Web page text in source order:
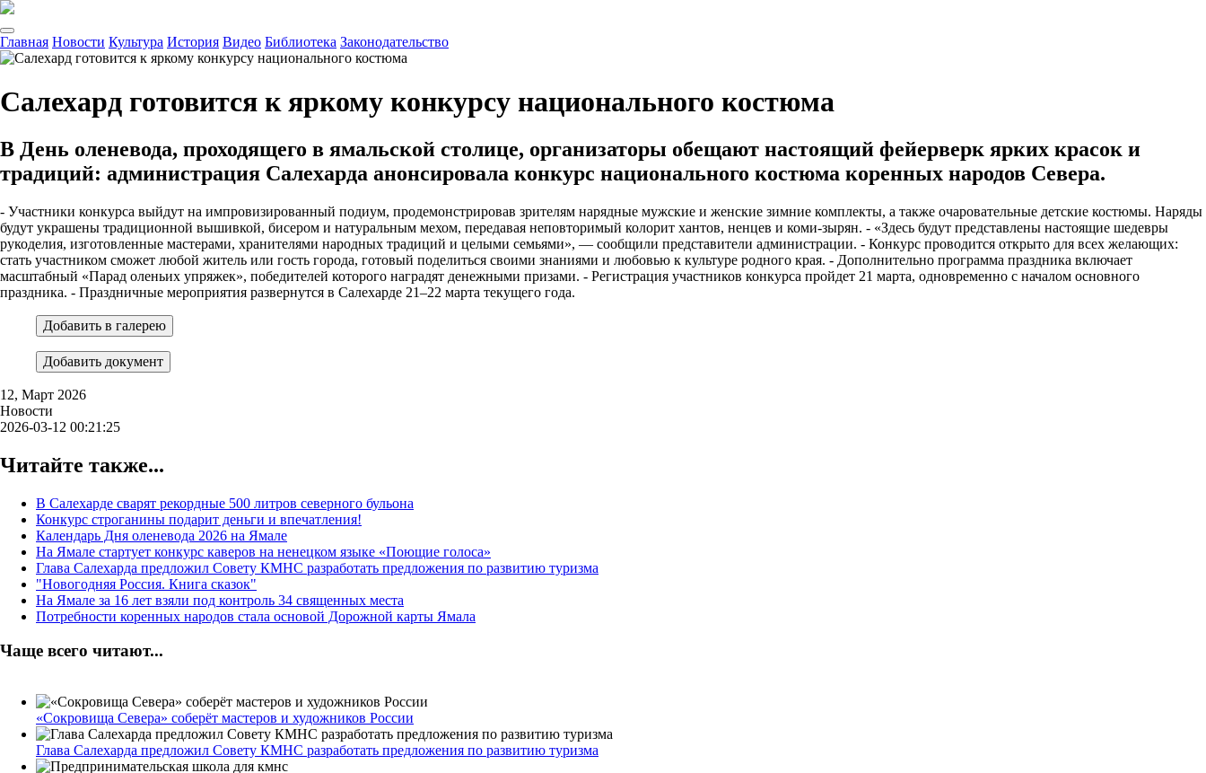
Главная Новости Культура История Видео Библиотека Законодательство
Салехард готовится к яркому конкурсу национального костюма
В День оленевода, проходящего в ямальской столице, организаторы обещают настоящий фейерверк ярких красок и
традиций: администрация Салехарда анонсировала конкурс национального костюма коренных народов Севера.
- Участники конкурса выйдут на импровизированный подиум, продемонстрировав зрителям нарядные мужские и женские зимние комплекты, а также очаровательные детские костюмы. Наряды
будут украшены традиционной вышивкой, бисером и натуральным мехом, передавая неповторимый колорит хантов, ненцев и коми-зырян. - «Здесь будут представлены настоящие шедевры
рукоделия, изготовленные мастерами, хранителями народных традиций и целыми семьями», — сообщили представители администрации. - Конкурс проводится открыто для всех желающих:
стать участником сможет любой житель или гость города, готовый поделиться своими знаниями и любовью к культуре родного края. - Дополнительно программа праздника включает
масштабный «Парад оленьих упряжек», победителей которого наградят денежными призами. - Регистрация участников конкурса пройдет 21 марта, одновременно с началом основного
праздника. - Праздничные мероприятия развернутся в Салехарде 21–22 марта текущего года.
Добавить в галерею
Добавить документ
12, Март 2026
Новости
2026-03-12 00:21:25
Читайте также...
В Салехарде сварят рекордные 500 литров северного бульона
Конкурс строганины подарит деньги и впечатления!
Календарь Дня оленевода 2026 на Ямале
На Ямале стартует конкурс каверов на ненецком языке «Поющие голоса»
Глава Салехарда предложил Совету КМНС разработать предложения по развитию туризма
"Новогодняя Россия. Книга сказок"
На Ямале за 16 лет взяли под контроль 34 священных места
Потребности коренных народов стала основой Дорожной карты Ямала
Чаще всего читают...
«Сокровища Севера» соберёт мастеров и художников России
Глава Салехарда предложил Совету КМНС разработать предложения по развитию туризма